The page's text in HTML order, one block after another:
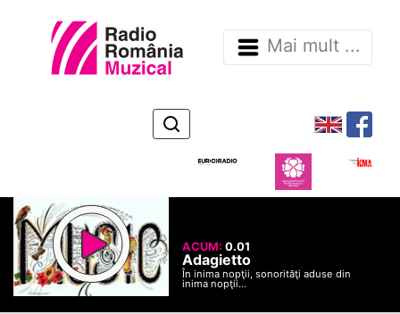
Mai mult ...
ACUM:0.01
Adagietto
În inima nopţii, sonorităţi aduse din
inima nopţii...